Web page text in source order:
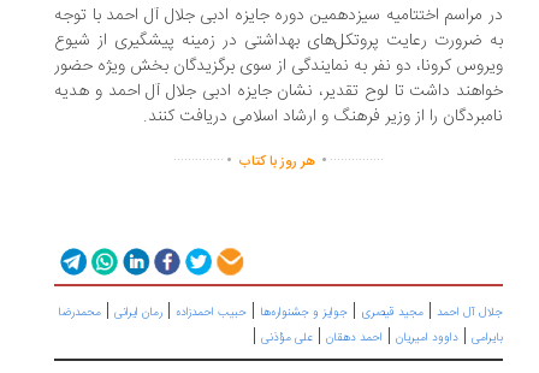
در مراسم اختتامیه سیزدهمین دوره جایزه ادبی جلال آل احمد با توجه
به ضرورت رعایت پروتکل‌های بهداشتی در زمینه پیشگیری از شیوع
ویروس کرونا، دو نفر به نمایندگی از سوی برگزیدگان بخش ویژه حضور
خواهند داشت تا لوح تقدیر، نشان جایزه ادبی جلال آل احمد و هدیه
نامبردگان را از وزیر فرهنگ و ارشاد اسلامی دریافت کنند.
...............
. هر روز با کتاب .
..............
جلال آل احمد | مجید قیصری | جوایز و جشنواره‌ها | حبیب احمدزاده | رمان ایرانی | محمدرضا
بایرامی | داوود امیریان | احمد دهقان | علی مؤذنی |